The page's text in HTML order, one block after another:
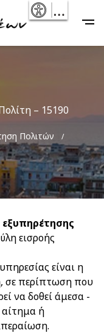
– 15190
Πολιτών
εισροής
είναι η
σε περίπτωση που
να δοθεί άμεσα -
αίτημα ή